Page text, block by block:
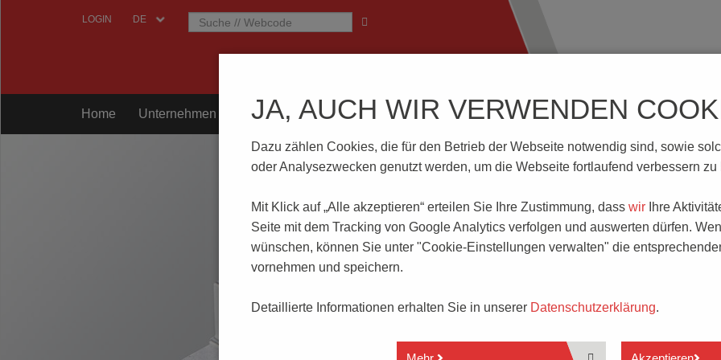
LOGIN
Home Unternehmen Komponenten Prüftechnik Wissenswertes Download | Service Branchen
JA, AUCH WIR VERWENDEN
Dazu zählen Cookies, die für den Betrieb der Webseite notwendig sind, sowie
oder Analysezwecken genutzt werden, um die Webseite fortlaufend verbessern zu
Mit Klick auf „Alle akzeptieren“ erteilen Sie Ihre Zustimmung, dass wir Ihre
Seite mit dem Tracking von Google Analytics verfolgen und auswerten dürfen.
wünschen, können Sie unter "Cookie-Einstellungen verwalten" die
vornehmen und speichern.
Detaillierte Informationen erhalten Sie in unserer Datenschutzerklärung.